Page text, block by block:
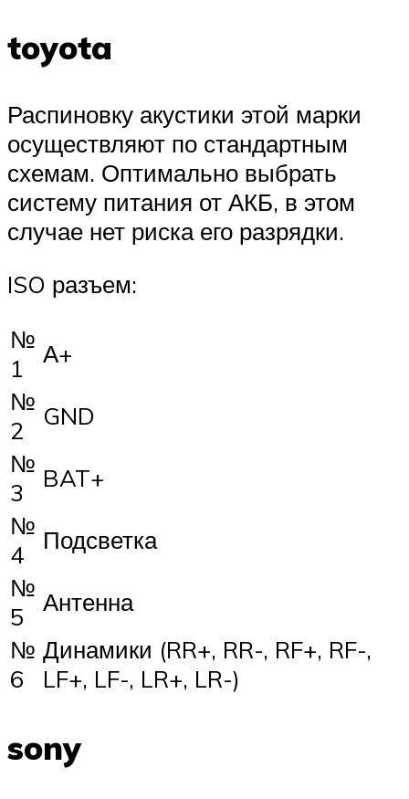
toyota
Распиновку акустики этой марки
осуществляют по стандартным
схемам. Оптимально выбрать
систему питания от АКБ, в этом
случае нет риска его разрядки.
ISO разъем:
№
1
А+
№
2
GND
№
3
BAT+
№
4
Подсветка
№
5
Антенна
№
6
Динамики (RR+, RR-, RF+, RF-,
LF+, LF-, LR+, LR-)
sony